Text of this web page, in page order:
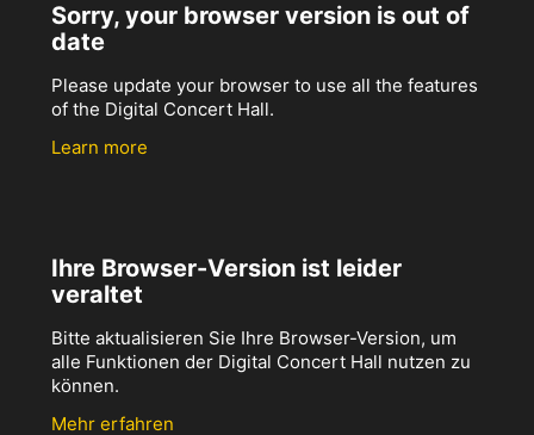
Sorry, your browser version is out of
date
Please update your browser to use all the features
of the Digital Concert Hall.
Learn more
Ihre Browser-Version ist leider
veraltet
Bitte aktualisieren Sie Ihre Browser-Version, um
alle Funktionen der Digital Concert Hall nutzen zu
können.
Mehr erfahren